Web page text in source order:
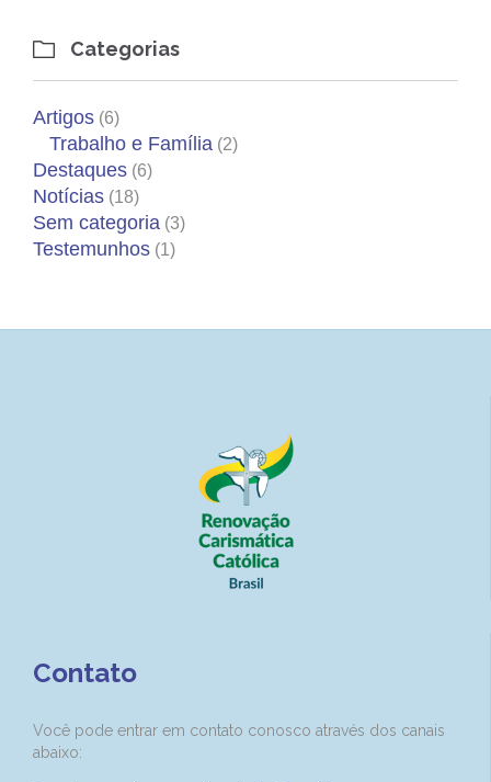
 Categorias
Artigos (6)
Trabalho e Família (2)
Destaques (6)
Notícias (18)
Sem categoria (3)
Testemunhos (1)
Contato
Você pode entrar em contato conosco através dos canais
abaixo: